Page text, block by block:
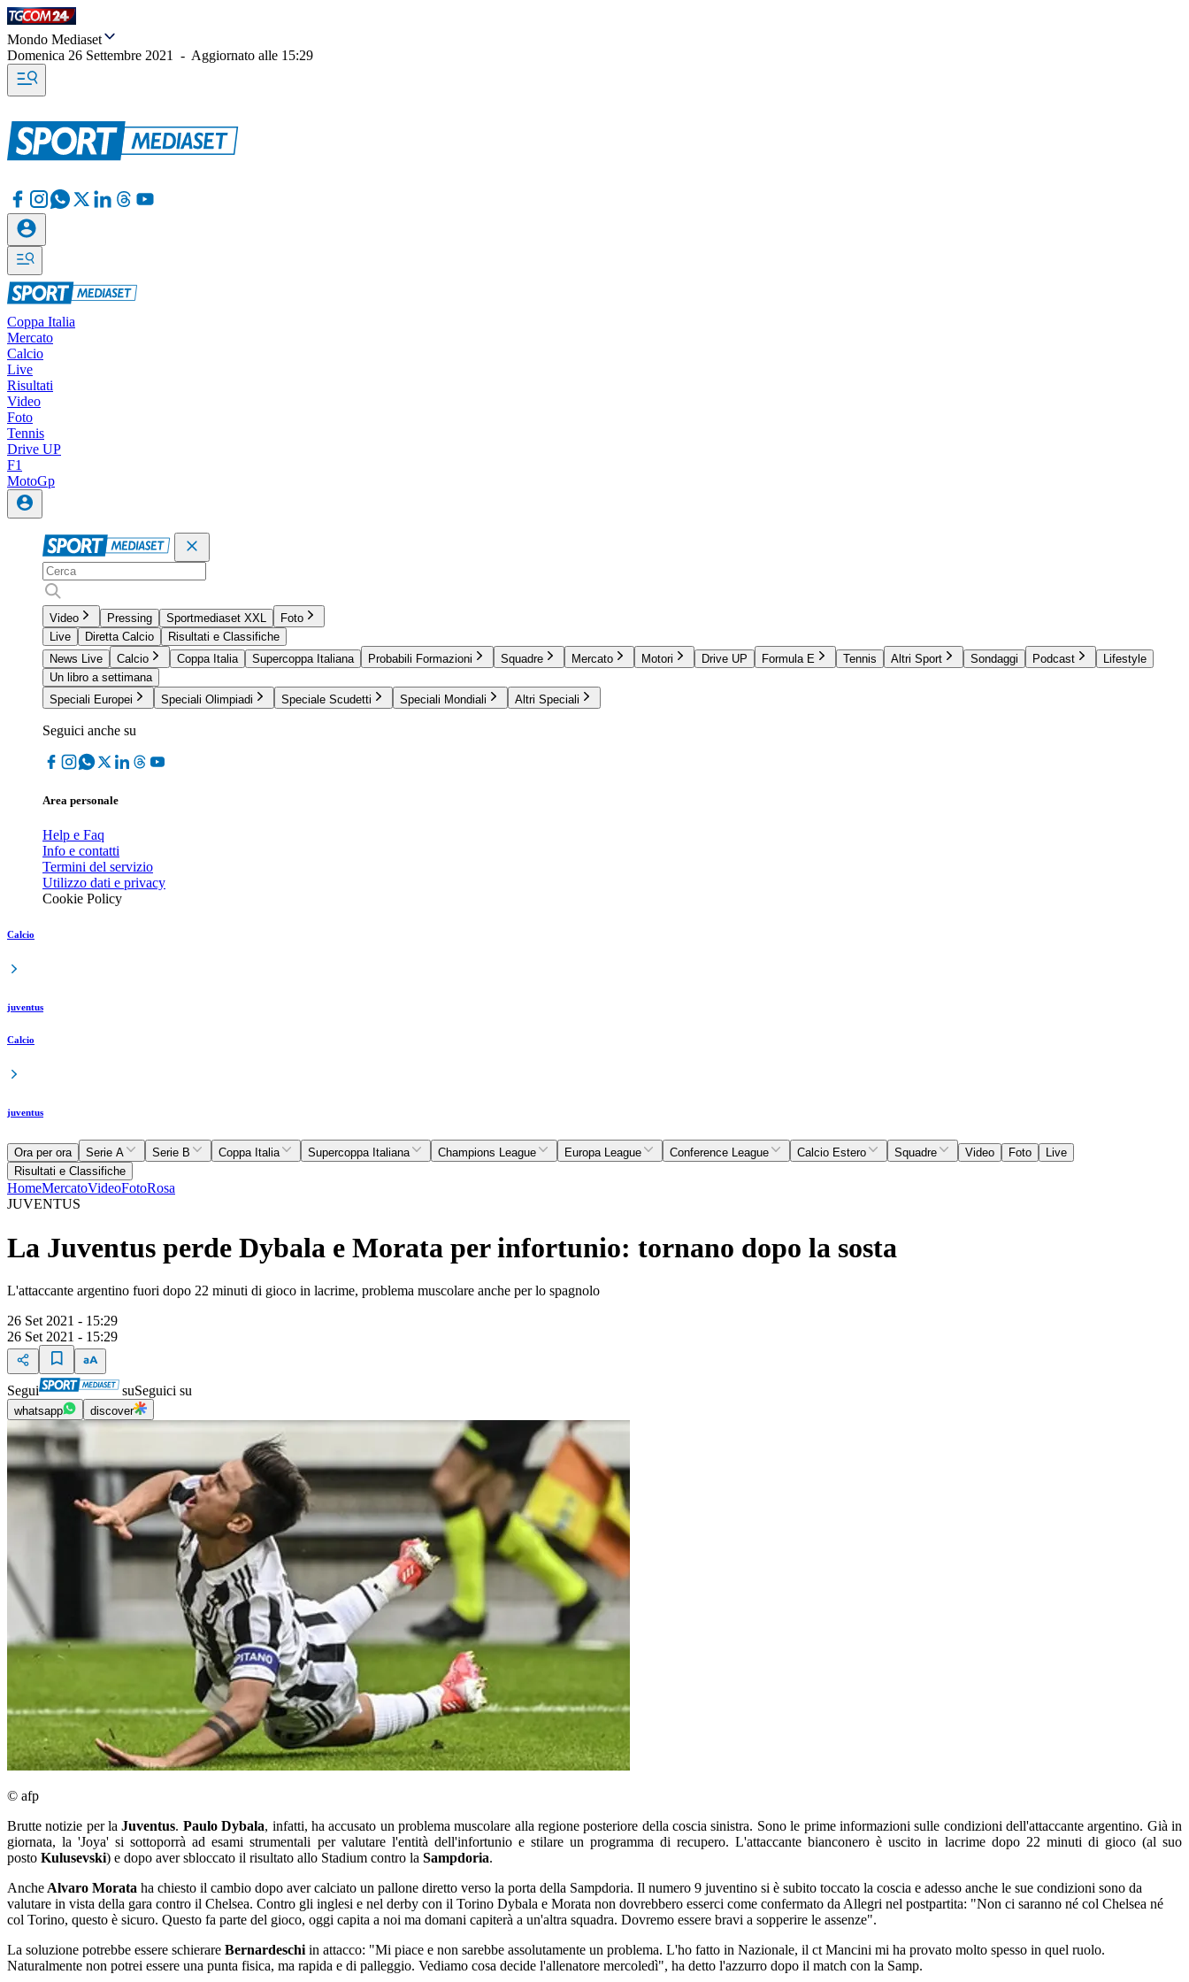
Mondo Mediaset
Domenica 26 Settembre 2021
- Aggiornato alle 15:29
Coppa Italia
Mercato
Calcio
Live
Risultati
Video
Foto
Tennis
Drive UP
F1
MotoGp
Video Pressing Sportmediaset XXL
Foto
Live
Diretta Calcio
Risultati e Classifiche
News Live
Calcio Coppa Italia Supercoppa Italiana Probabili Formazioni Squadre Mercato Motori Drive UP Formula E Tennis Altri Sport Sondaggi Podcast
Lifestyle
Un libro a settimana
Speciali Europei
Speciali Olimpiadi Speciale Scudetti Speciali Mondiali Altri Speciali
Seguici anche su
Area personale
Help e Faq
Info e contatti
Termini del servizio
Utilizzo dati e privacy
Cookie Policy
Calcio
juventus
Calcio
juventus
Ora per ora Serie A Serie B Coppa Italia Supercoppa Italiana Champions League Europa League Conference League Calcio Estero Squadre Video Foto
Live
Risultati e Classifiche
HomeMercatoVideoFotoRosa
JUVENTUS
La Juventus perde Dybala e Morata per infortunio: tornano dopo la sosta
L'attaccante argentino fuori dopo 22 minuti di gioco in lacrime, problema muscolare anche per lo spagnolo
26 Set 2021 - 15:29
26 Set 2021 - 15:29
Segui suSeguici su
whatsapp discover
© afp
Brutte notizie per laJuventus. Paulo Dybala, infatti, ha accusato un problema muscolare alla regione posteriore della coscia sinistra. Sono le prime informazioni sulle condizioni dell'attaccante argentino. Già in
giornata, la 'Joya' si sottoporrà ad esami strumentali per valutare l'entità dell'infortunio e stilare un programma di recupero. L'attaccante bianconero è uscito in lacrime dopo 22 minuti di gioco (al suo
posto Kulusevski) e dopo aver sbloccato il risultato allo Stadium contro la Sampdoria.
Anche Alvaro Morata ha chiesto il cambio dopo aver calciato un pallone diretto verso la porta della Sampdoria. Il numero 9 juventino si è subito toccato la coscia e adesso anche le sue condizioni sono da
valutare in vista della gara contro il Chelsea. Contro gli inglesi e nel derby con il Torino Dybala e Morata non dovrebbero esserci come confermato da Allegri nel postpartita: "Non ci saranno né col Chelsea né
col Torino, questo è sicuro. Questo fa parte del gioco, oggi capita a noi ma domani capiterà a un'altra squadra. Dovremo essere bravi a sopperire le assenze".
La soluzione potrebbe essere schierare Bernardeschi in attacco: "Mi piace e non sarebbe assolutamente un problema. L'ho fatto in Nazionale, il ct Mancini mi ha provato molto spesso in quel ruolo.
Naturalmente non potrei essere una punta fisica, ma rapida e di palleggio. Vediamo cosa decide l'allenatore mercoledì", ha detto l'azzurro dopo il match con la Samp.